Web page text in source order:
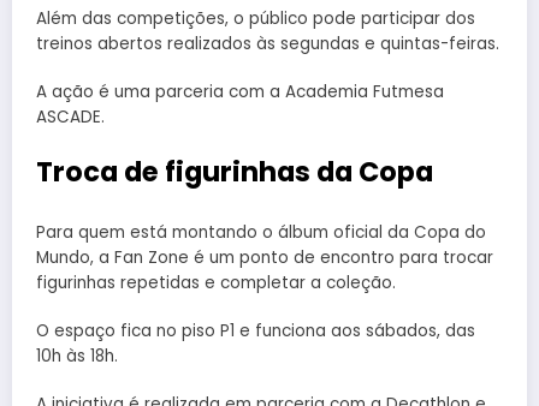
Além das competições, o público pode participar dos
treinos abertos realizados às segundas e quintas-feiras.
A ação é uma parceria com a Academia Futmesa
ASCADE.
Troca de figurinhas da Copa
Para quem está montando o álbum oficial da Copa do
Mundo, a Fan Zone é um ponto de encontro para trocar
figurinhas repetidas e completar a coleção.
O espaço fica no piso P1 e funciona aos sábados, das
10h às 18h.